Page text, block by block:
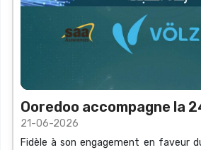
Ooredoo accompagne la
Forum Rakmana
21-06-2026
Fidèle à son engagement en faveur